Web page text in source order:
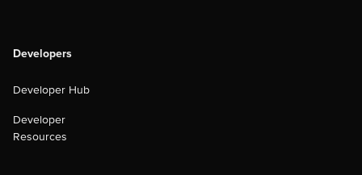
Developers
Developer Hub
Developer
Resources